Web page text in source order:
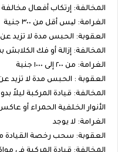
المخالفة: إرتكاب أفعال مخالفة
الغرامة: لیس أقل من ٣٠٠ جنية
العقوبة: الحبس مدة لا تزيد
المخالفة: إزالة أو فك
الغرامة: من ٢٠٠ إلى ١٠٠٠ جنية
العقوبة : الحبس مدة لا تزيد
المخالفة: قيادة المركبة ليلاً
الأنوار الخلفية الحمراء أو عاكس
الغرامة: لا يوجد
العقوبة: سحب رخصة القيادة